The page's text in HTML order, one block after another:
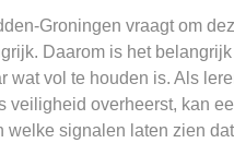
Groningen vraagt om
Daarom is het
wat vol te houden is. Als
veiligheid overheerst, kan
welke signalen laten zien